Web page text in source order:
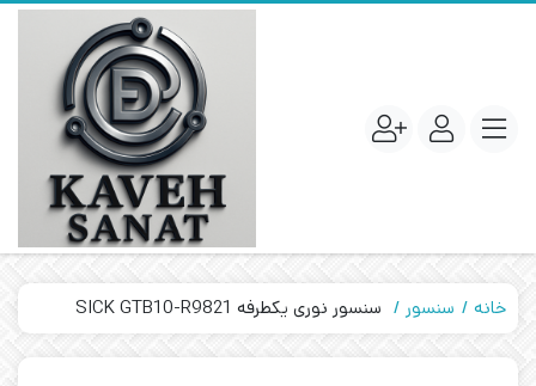
خانه سنسور سنسور نوری یکطرفه SICK GTB10-R9821